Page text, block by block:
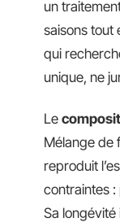
un
saisons tout
qui
unique, ne
Le
Mélange de
reproduit
contraintes
Sa longévité